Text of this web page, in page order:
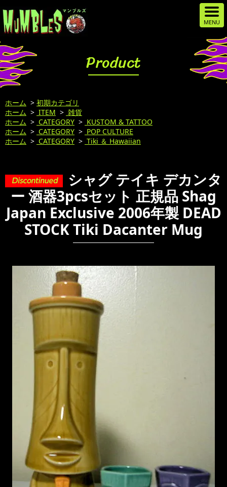
Product
ホーム > 初期カテゴリ
ホーム > ITEM > 雑貨
ホーム > CATEGORY > KUSTOM & TATTOO
ホーム > CATEGORY > POP CULTURE
ホーム > CATEGORY > Tiki ＆ Hawaiian
シャグ テイキ デカンタ
ー 酒器3pcsセット 正規品 Shag
Japan Exclusive 2006年製 DEAD
STOCK Tiki Dacanter Mug